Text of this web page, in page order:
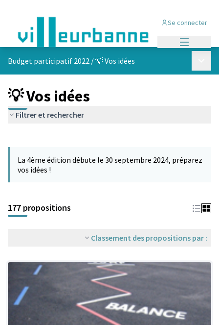
Se connecter
Budget participatif 2022 /💡 Vos idées
💡 Vos idées
Filtrer et rechercher
−
La 4ème édition débute le 30 septembre 2024, préparez
vos idées !
177 propositions
Classement des propositions par :